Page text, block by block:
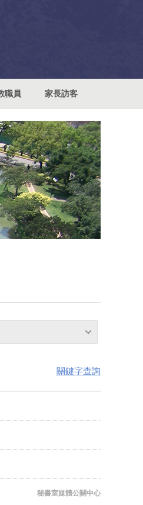
職員 家長訪客
關鍵字查詢
秘書室媒體公關中心